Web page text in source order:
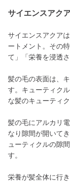
サイエンスアク
サイエンスアクア
ートメント。その
て」「栄養を浸透
髪の毛の表面は、
す。キューティク
な髪のキューティ
髪の毛にアルカリ
なり隙間が開いて
ューティクルの隙
す。
栄養が髪全体に行